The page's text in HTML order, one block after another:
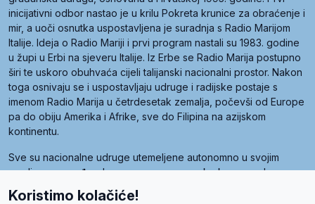
inicijativni odbor nastao je u krilu Pokreta krunice za obraćenje i
mir, a uoči osnutka uspostavljena je suradnja s Radio Marijom
Italije. Ideja o Radio Mariji i prvi program nastali su 1983. godine
u župi u Erbi na sjeveru Italije. Iz Erbe se Radio Marija postupno
širi te uskoro obuhvaća cijeli talijanski nacionalni prostor. Nakon
toga osnivaju se i uspostavljaju udruge i radijske postaje s
imenom Radio Marija u četrdesetak zemalja, počevši od Europe
pa do obiju Amerika i Afrike, sve do Filipina na azijskom
kontinentu.
Sve su nacionalne udruge utemeljene autonomno u svojim
zemljama, a međusobna su povezane preko krovne udruge
pod nazivom Svjetska obitelj Radio Marije (World Family of
Radio Maria). Svjetsku obitelj utemeljilo je sedam članica, među
Koristimo kolačiće!